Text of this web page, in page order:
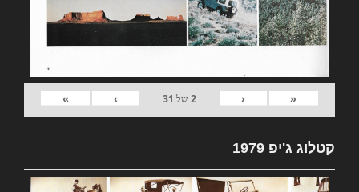
«
‹
2של 31
›
»
קטלוג ג'יפ 1979